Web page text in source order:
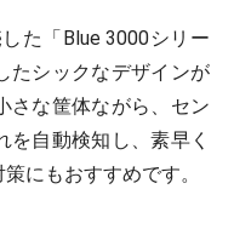
た「Blue 3000シリー
たシックなデザインが
さな筐体ながら、セン
自動検知し、素早く
にもおすすめです。